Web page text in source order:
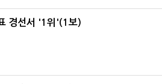
경선서 '1위'(1보)